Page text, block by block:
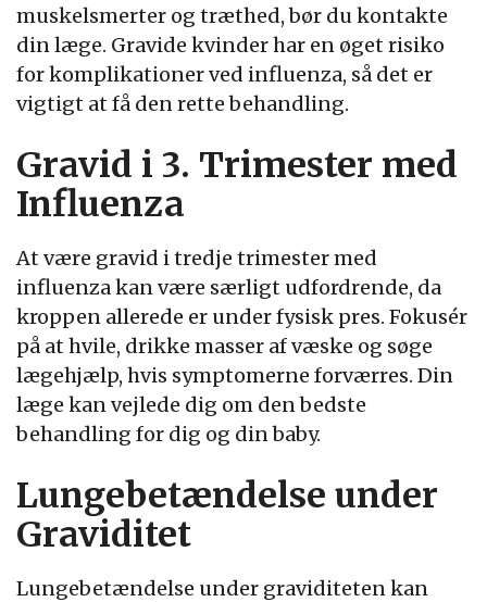
muskelsmerter og træthed, bør du kontakte
din læge. Gravide kvinder har en øget risiko
for komplikationer ved influenza, så det er
vigtigt at få den rette behandling.
Gravid i 3. Trimester med
Influenza
At være gravid i tredje trimester med
influenza kan være særligt udfordrende, da
kroppen allerede er under fysisk pres. Fokusér
på at hvile, drikke masser af væske og søge
lægehjælp, hvis symptomerne forværres. Din
læge kan vejlede dig om den bedste
behandling for dig og din baby.
Lungebetændelse under
Graviditet
Lungebetændelse under graviditeten kan